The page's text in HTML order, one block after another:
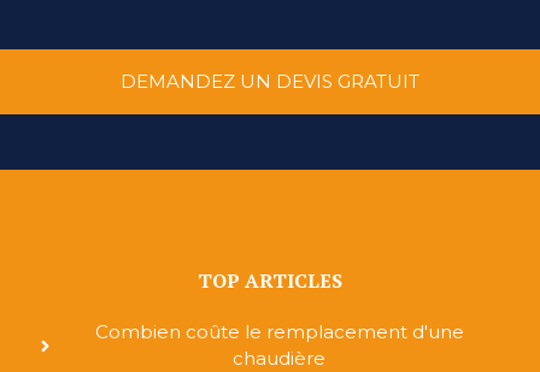
DEMANDEZ UN DEVIS GRATUIT
TOP ARTICLES
Combien coûte le remplacement d'une
chaudière